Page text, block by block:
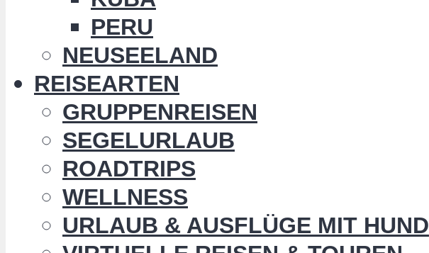
PERU
NEUSEELAND
REISEARTEN
GRUPPENREISEN
SEGELURLAUB
ROADTRIPS
WELLNESS
URLAUB & AUSFLÜGE MIT HUND